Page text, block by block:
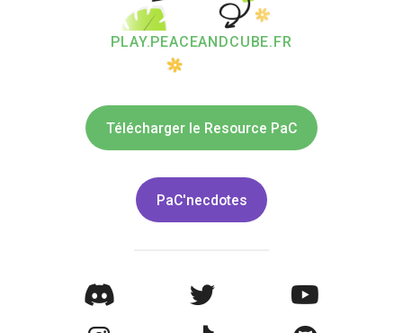
PLAY.PEACEANDCUBE.FR
Télécharger le Resource PaC
PaC'necdotes